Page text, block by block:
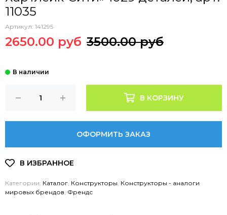
11035
Артикул: 141295
2650.00 руб 3500.00 руб
В КОРЗИНУ
ОФОРМИТЬ ЗАКАЗ
Категории: Каталог Конструкторы Конструкторы - аналоги
мировых брендов Френдс